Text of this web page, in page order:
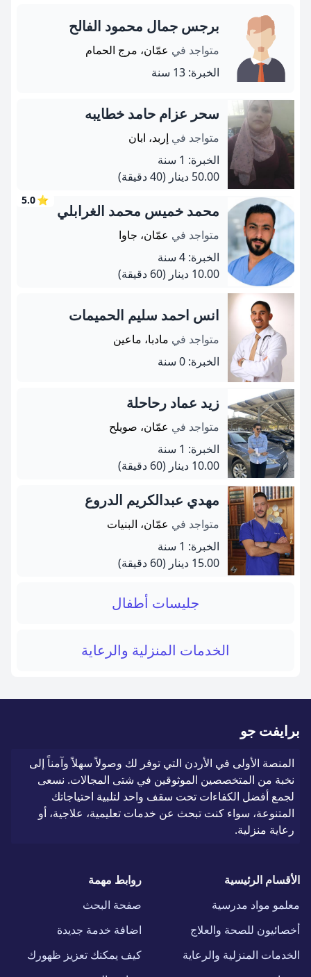
برجس جمال محمود الفالح
متواجد في عمّان، مرج الحمام
الخبرة: 13 سنة
سحر عزام حامد خطايبه
متواجد في إربد، ابان
الخبرة: 1 سنة
50.00 دينار
(40 دقيقة)
⭐
5.0
محمد خميس محمد الغرابلي
متواجد في عمّان، جاوا
الخبرة: 4 سنة
10.00 دينار
(60 دقيقة)
انس احمد سليم الحميمات
متواجد في مادبا، ماعين
الخبرة: 0 سنة
زيد عماد رحاحلة
متواجد في عمّان، صويلح
الخبرة: 1 سنة
10.00 دينار
(60 دقيقة)
مهدي عبدالكريم الدروع
متواجد في عمّان، البنيات
الخبرة: 1 سنة
15.00 دينار
(60 دقيقة)
جليسات أطفال
الخدمات المنزلية والرعاية
برايفت جو
المنصة الأولى في الأردن التي توفر لك وصولاً سهلاً وآمناً إلى
نخبة من المتخصصين الموثوقين في شتى المجالات. نسعى
لجمع أفضل الكفاءات تحت سقف واحد لتلبية احتياجاتك
المتنوعة، سواء كنت تبحث عن خدمات تعليمية، علاجية، أو
رعاية منزلية.
الأقسام الرئيسية
معلمو مواد مدرسية
أخصائيون للصحة والعلاج
الخدمات المنزلية والرعاية
روابط مهمة
صفحة البحث
اضافة خدمة جديدة
كيف يمكنك تعزيز ظهورك